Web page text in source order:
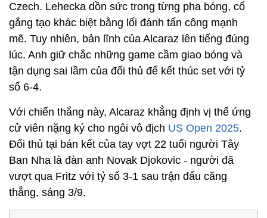
Czech. Lehecka dồn sức trong từng pha bóng, cố
gắng tạo khác biệt bằng lối đánh tấn công mạnh
mẽ. Tuy nhiên, bản lĩnh của Alcaraz lên tiếng đúng
lúc. Anh giữ chắc những game cầm giao bóng và
tận dụng sai lầm của đối thủ để kết thúc set với tỷ
số 6-4.
Với chiến thắng này, Alcaraz khẳng định vị thế ứng
cử viên nặng ký cho ngôi vô địch US Open 2025.
Đối thủ tại bán kết của tay vợt 22 tuổi người Tây
Ban Nha là đàn anh Novak Djokovic - người đã
vượt qua Fritz với tỷ số 3-1 sau trận đấu căng
thẳng, sáng 3/9.